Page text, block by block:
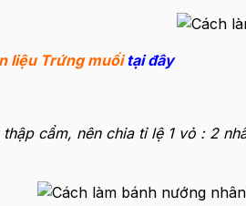
liệu Trứng muốitại đây
cẩm, nên chia tỉ lệ 1 vỏ : 2